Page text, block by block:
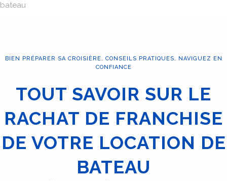
bateau
BIEN PRÉPARER SA CROISIÈRE, CONSEILS PRATIQUES, NAVIGUEZ EN
CONFIANCE
TOUT SAVOIR SUR LE
RACHAT DE FRANCHISE
DE VOTRE LOCATION DE
BATEAU